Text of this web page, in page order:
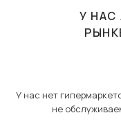
У НАС
У нас нет
не